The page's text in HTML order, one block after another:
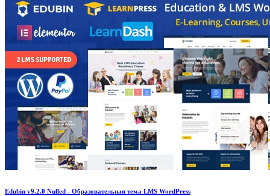
Edubin v9.2.0 Nulled - Образовательная тема LMS WordPress